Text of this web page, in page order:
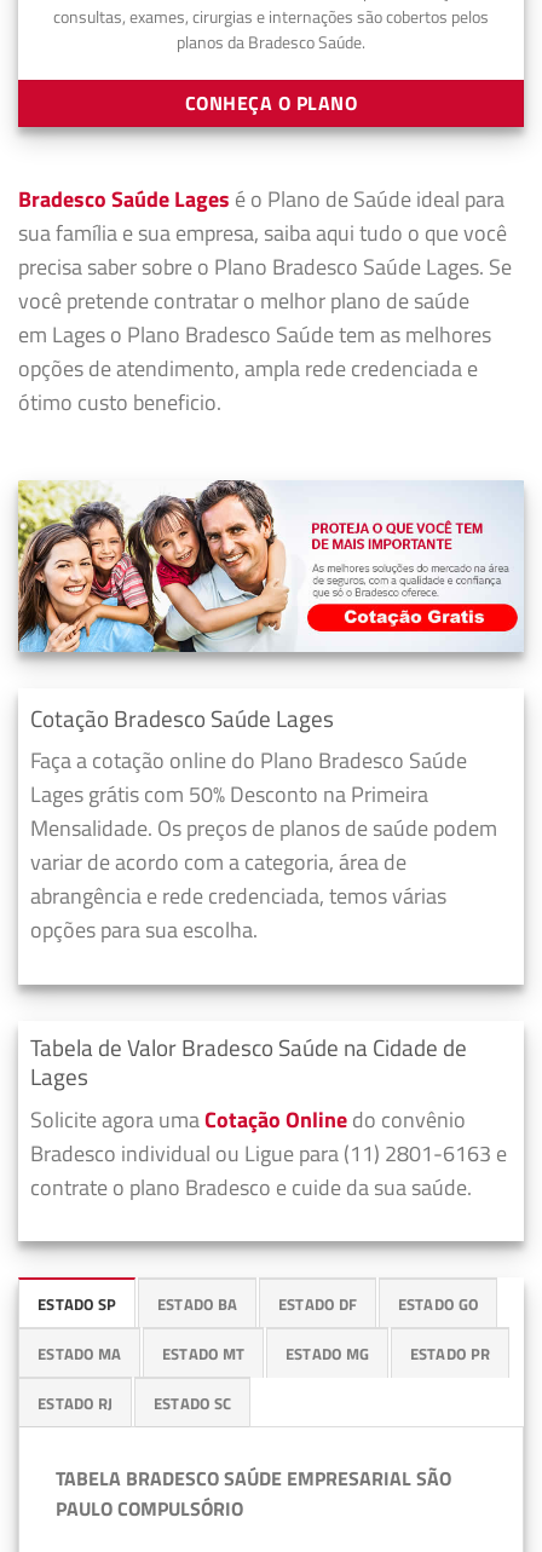
consultas, exames, cirurgias e internações são cobertos pelos
planos da Bradesco Saúde.
CONHEÇA O PLANO
Bradesco Saúde Lages é o Plano de Saúde ideal para
sua família e sua empresa, saiba aqui tudo o que você
precisa saber sobre o Plano Bradesco Saúde Lages. Se
você pretende contratar o melhor plano de saúde
em Lages o Plano Bradesco Saúde tem as melhores
opções de atendimento, ampla rede credenciada e
ótimo custo beneficio.
Cotação Bradesco Saúde Lages
Faça a cotação online do Plano Bradesco Saúde
Lages grátis com 50% Desconto na Primeira
Mensalidade. Os preços de planos de saúde podem
variar de acordo com a categoria, área de
abrangência e rede credenciada, temos várias
opções para sua escolha.
Tabela de Valor Bradesco Saúde na Cidade de
Lages
Solicite agora umaCotação Onlinedo convênio
Bradesco individual ou Ligue para (11) 2801-6163 e
contrate o plano Bradesco e cuide da sua saúde.
ESTADO SP ESTADO BA ESTADO DF ESTADO GO
ESTADO MA ESTADO MT ESTADO MG ESTADO PR
ESTADO RJ ESTADO SC
TABELA BRADESCO SAÚDE EMPRESARIAL SÃO
PAULO COMPULSÓRIO